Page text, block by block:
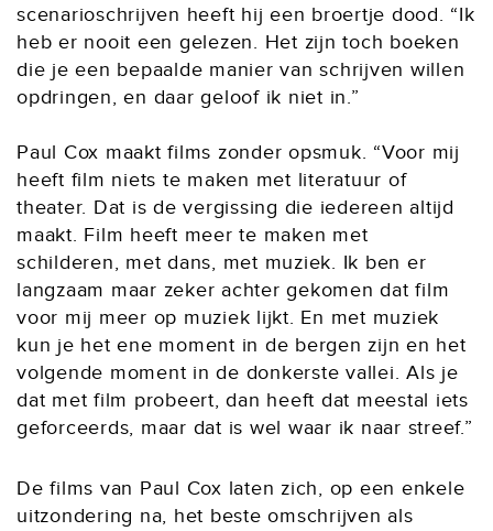
scenarioschrijven heeft hij een broertje dood. “Ik
heb er nooit een gelezen. Het zijn toch boeken
die je een bepaalde manier van schrijven willen
opdringen, en daar geloof ik niet in.”
Paul Cox maakt films zonder opsmuk. “Voor mij
heeft film niets te maken met literatuur of
theater. Dat is de vergissing die iedereen altijd
maakt. Film heeft meer te maken met
schilderen, met dans, met muziek. Ik ben er
langzaam maar zeker achter gekomen dat film
voor mij meer op muziek lijkt. En met muziek
kun je het ene moment in de bergen zijn en het
volgende moment in de donkerste vallei. Als je
dat met film probeert, dan heeft dat meestal iets
geforceerds, maar dat is wel waar ik naar streef.”
De films van Paul Cox laten zich, op een enkele
uitzondering na, het beste omschrijven als